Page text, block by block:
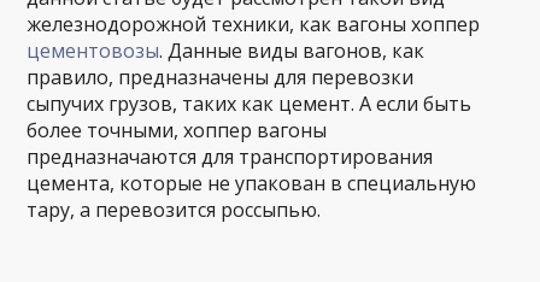
железнодорожной техники, как вагоны хоппер
цементовозы. Данные виды вагонов, как
правило, предназначены для перевозки
сыпучих грузов, таких как цемент. А если быть
более точными, хоппер вагоны
предназначаются для транспортирования
цемента, которые не упакован в специальную
тару, а перевозится россыпью.